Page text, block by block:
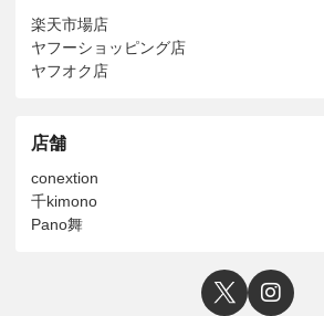
楽天市場店
ヤフーショッピング店
ヤフオク店
店舗
conextion
千kimono
Pano舞